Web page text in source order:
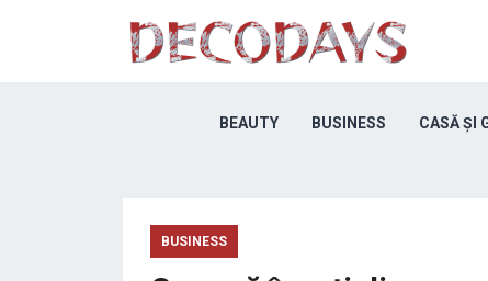
BEAUTY BUSINESS CASĂ ȘI
BUSINESS